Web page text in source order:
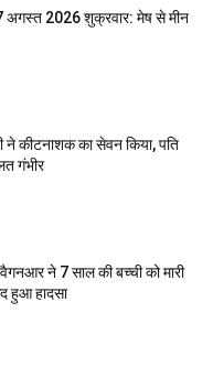
2026 शुक्रवार: मेष से मीन
ने कीटनाशक का सेवन किया, पति
गंभीर
ने 7 साल की बच्ची को मारी
हुआ हादसा